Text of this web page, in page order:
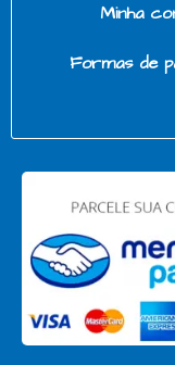
Minha
Formas de